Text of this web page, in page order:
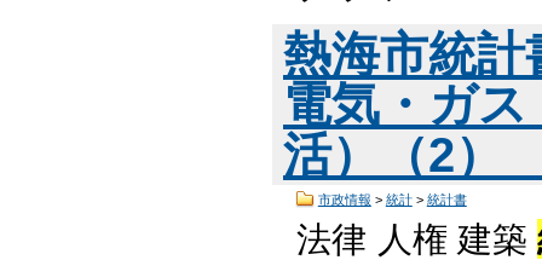
熱海市統
電気・ガ
活）（2）
市政情報 > 統計> 統計書
法律 人権 建築